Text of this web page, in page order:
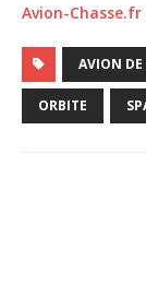
Avion-Chasse.fr
AVION DE
ORBITE